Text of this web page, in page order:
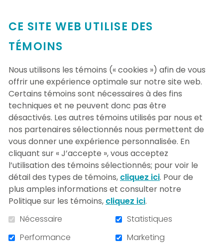
vision, des stratégies et des principales
activités en ressources humaines. Avant
son arrivée chez AtkinsRéalis, elle a
occupé différents postes de direction en
ressources humaines au sein d’autres
importantes entreprises au Canada,
notamment la multinationale Rio Tinto
Alcan.
Mme Poitras cumule plus de 25 ans
d’expérience spécifique en transformation
des organisations, rôle conseils,
communication stratégique, relations de
travail et acquisition de talents. C’était
tout naturel pour elle, qui a une belle feuille
de route professionnelle, de mettre ses
talents et connaissances acquises au fil
des années au service d’une cause qui lui
est chère : participer à l’amélioration des
CE SITE WEB UTILISE DES
TÉMOINS
Nous utilisons les témoins (« cookies ») afin de vous
offrir une expérience optimale sur notre site web.
Certains témoins sont nécessaires à des fins
techniques et ne peuvent donc pas être
désactivés. Les autres témoins utilisés par nous et
nos partenaires sélectionnés nous permettent de
vous donner une expérience personnalisée. En
cliquant sur « J’accepte », vous acceptez
l’utilisation des témoins sélectionnés; pour voir le
détail des types de témoins, cliquez ici. Pour de
plus amples informations et consulter notre
Politique sur les témoins, cliquez ici.
Nécessaire
Statistiques
Performance
Marketing